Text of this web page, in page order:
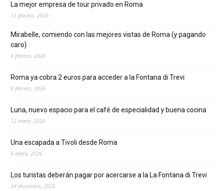
La mejor empresa de tour privado en Roma
11 febrero, 2026
Mirabelle, comiendo con las mejores vistas de Roma (y pagando
caro)
6 febrero, 2026
Roma ya cobra 2 euros para acceder a la Fontana di Trevi
6 febrero, 2026
Luna, nuevo espacio para el café de especialidad y buena cocina
12 enero, 2026
Una escapada a Tivoli desde Roma
6 enero, 2026
Los turistas deberán pagar por acercarse a la La Fontana di Trevi
24 diciembre, 2025